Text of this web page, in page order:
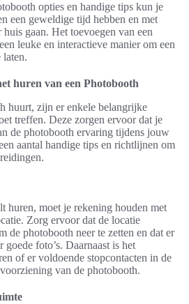
opties en handige tips kun je
een geweldige tijd hebben en met
gaan. Het toevoegen van een
leuke en interactieve manier om een
huren van een Photobooth
huurt, zijn er enkele belangrijke
treffen. Deze zorgen ervoor dat je
de photobooth ervaring tijdens jouw
aantal handige tips en richtlijnen om
huren, moet je rekening houden met
Zorg ervoor dat de locatie
de photobooth neer te zetten en dat er
foto’s. Daarnaast is het
of er voldoende stopcontacten in de
van de photobooth.